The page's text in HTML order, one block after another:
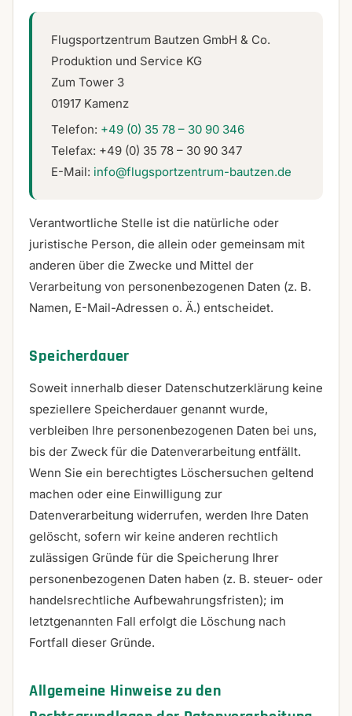
Flugsportzentrum Bautzen GmbH & Co.
Produktion und Service KG
Zum Tower 3
01917 Kamenz
Telefon: +49 (0) 35 78 – 30 90 346
Telefax: +49 (0) 35 78 – 30 90 347
E-Mail: info@flugsportzentrum-bautzen.de
Verantwortliche Stelle ist die natürliche oder
juristische Person, die allein oder gemeinsam mit
anderen über die Zwecke und Mittel der
Verarbeitung von personenbezogenen Daten (z. B.
Namen, E-Mail-Adressen o. Ä.) entscheidet.
Speicherdauer
Soweit innerhalb dieser Datenschutzerklärung keine
speziellere Speicherdauer genannt wurde,
verbleiben Ihre personenbezogenen Daten bei uns,
bis der Zweck für die Datenverarbeitung entfällt.
Wenn Sie ein berechtigtes Löschersuchen geltend
machen oder eine Einwilligung zur
Datenverarbeitung widerrufen, werden Ihre Daten
gelöscht, sofern wir keine anderen rechtlich
zulässigen Gründe für die Speicherung Ihrer
personenbezogenen Daten haben (z. B. steuer- oder
handelsrechtliche Aufbewahrungsfristen); im
letztgenannten Fall erfolgt die Löschung nach
Fortfall dieser Gründe.
Allgemeine Hinweise zu den